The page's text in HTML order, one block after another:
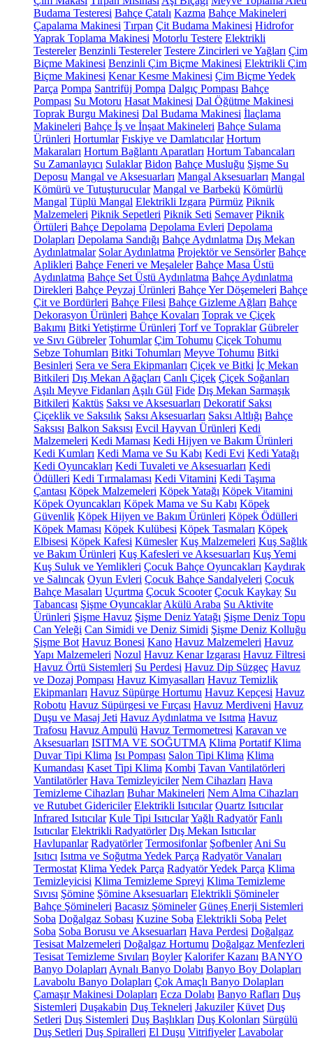
Budama Testeresi Bahçe Çatalı Kazma Bahçe Makineleri
Çapalama Makinesi Tırpan Çit Budama Makinesi Hidrofor
Yaprak Toplama Makinesi Motorlu Testere Elektrikli
Testereler Benzinli Testereler Testere Zincirleri ve Yağları Çim
Biçme Makinesi Benzinli Çim Biçme Makinesi Elektrikli Çim
Biçme Makinesi Kenar Kesme Makinesi Çim Biçme Yedek
Parça Pompa Santrifüj Pompa Dalgıç Pompası Bahçe
Pompası Su Motoru Hasat Makinesi Dal Öğütme Makinesi
Toprak Burgu Makinesi Dal Budama Makinesi İlaçlama
Makineleri Bahçe İş ve İnşaat Makineleri Bahçe Sulama
Ürünleri Hortumlar Fıskiye ve Damlatıcılar Hortum
Makaraları Hortum Bağlantı Aparatları Hortum Tabancaları
Su Zamanlayıcı Sulaklar Bidon Bahçe Musluğu Şişme Su
Deposu Mangal ve Aksesuarları Mangal Aksesuarları Mangal
Kömürü ve Tutuşturucular Mangal ve Barbekü Kömürlü
Mangal Tüplü Mangal Elektrikli Izgara Pürmüz Piknik
Malzemeleri Piknik Sepetleri Piknik Seti Semaver Piknik
Örtüleri Bahçe Depolama Depolama Evleri Depolama
Dolapları Depolama Sandığı Bahçe Aydınlatma Dış Mekan
Aydınlatmalar Solar Aydınlatma Projektör ve Sensörler Bahçe
Aplikleri Bahçe Feneri ve Meşaleler Bahçe Masa Üstü
Aydınlatma Bahçe Set Üstü Aydınlatma Bahçe Aydınlatma
Direkleri Bahçe Peyzaj Ürünleri Bahçe Yer Döşemeleri Bahçe
Çit ve Bordürleri Bahçe Filesi Bahçe Gizleme Ağları Bahçe
Dekorasyon Ürünleri Bahçe Kovaları Toprak ve Çiçek
Bakımı Bitki Yetiştirme Ürünleri Torf ve Topraklar Gübreler
ve Sıvı Gübreler Tohumlar Çim Tohumu Çiçek Tohumu
Sebze Tohumları Bitki Tohumları Meyve Tohumu Bitki
Besinleri Sera ve Sera Ekipmanları Çiçek ve Bitki İç Mekan
Bitkileri Dış Mekan Ağaçları Canlı Çiçek Çiçek Soğanları
Aşılı Meyve Fidanları Aşılı Gül Fide Dış Mekan Sarmaşık
Bitkileri Kaktüs Saksı ve Aksesuarları Dekoratif Saksı
Çiçeklik ve Saksılık Saksı Aksesuarları Saksı Altlığı Bahçe
Saksısı Balkon Saksısı Evcil Hayvan Ürünleri Kedi
Malzemeleri Kedi Maması Kedi Hijyen ve Bakım Ürünleri
Kedi Kumları Kedi Mama ve Su Kabı Kedi Evi Kedi Yatağı
Kedi Oyuncakları Kedi Tuvaleti ve Aksesuarları Kedi
Ödülleri Kedi Tırmalaması Kedi Vitamini Kedi Taşıma
Çantası Köpek Malzemeleri Köpek Yatağı Köpek Vitamini
Köpek Oyuncakları Köpek Mama ve Su Kabı Köpek
Güvenlik Köpek Hijyen ve Bakım Ürünleri Köpek Ödülleri
Köpek Maması Köpek Kulübesi Köpek Tasmaları Köpek
Elbisesi Köpek Kafesi Kümesler Kuş Malzemeleri Kuş Sağlık
ve Bakım Ürünleri Kuş Kafesleri ve Aksesuarları Kuş Yemi
Kuş Suluk ve Yemlikleri Çocuk Bahçe Oyuncakları Kaydırak
ve Salıncak Oyun Evleri Çocuk Bahçe Sandalyeleri Çocuk
Bahçe Masaları Uçurtma Çocuk Scooter Çocuk Kaykay Su
Tabancası Şişme Oyuncaklar Akülü Araba Su Aktivite
Ürünleri Şişme Havuz Şişme Deniz Yatağı Şişme Deniz Topu
Can Yeleği Can Simidi ve Deniz Simidi Şişme Deniz Kolluğu
Şişme Bot Havuz Bonesi Kano Havuz Malzemeleri Havuz
Yapı Malzemeleri Nozul Havuz Kenar Izgarası Havuz Filtresi
Havuz Örtü Sistemleri Su Perdesi Havuz Dip Süzgeç Havuz
ve Dozaj Pompası Havuz Kimyasalları Havuz Temizlik
Ekipmanları Havuz Süpürge Hortumu Havuz Kepçesi Havuz
Robotu Havuz Süpürgesi ve Fırçası Havuz Merdiveni Havuz
Duşu ve Masaj Jeti Havuz Aydınlatma ve Isıtma Havuz
Trafosu Havuz Ampulü Havuz Termometresi Karavan ve
Aksesuarları ISITMA VE SOĞUTMA Klima Portatif Klima
Duvar Tipi Klima Isı Pompası Salon Tipi Klima Klima
Kumandası Kaset Tipi Klima Kombi Tavan Vantilatörleri
Vantilatörler Hava Temizleyiciler Nem Cihazları Hava
Temizleme Cihazları Buhar Makineleri Nem Alma Cihazları
ve Rutubet Gidericiler Elektrikli Isıtıcılar Quartz Isıtıcılar
Infrared Isıtıcılar Kule Tipi IsıtıcılarYağlı Radyatör Fanlı
Isıtıcılar Elektrikli Radyatörler Dış Mekan Isıtıcılar
Havlupanlar Radyatörler Termosifonlar Şofbenler Ani Su
Isıtıcı Isıtma ve Soğutma Yedek Parça Radyatör Vanaları
Termostat Klima Yedek Parça Radyatör Yedek Parça Klima
Temizleyicisi Klima Temizleme Spreyi Klima Temizleme
Sıvısı Şömine Şömine Aksesuarları Elektrikli Şömineler
Bahçe Şömineleri Bacasız Şömineler Güneş Enerji Sistemleri
Soba Doğalgaz Sobası Kuzine Soba Elektrikli Soba Pelet
Soba Soba Borusu ve Aksesuarları Hava Perdesi Doğalgaz
Tesisat Malzemeleri Doğalgaz Hortumu Doğalgaz Menfezleri
Tesisat Temizleme Sıvıları Boyler Kalorifer Kazanı BANYO
Banyo Dolapları Aynalı Banyo Dolabı Banyo Boy Dolapları
Lavabolu Banyo Dolapları Çok Amaçlı Banyo Dolapları
Çamaşır Makinesi Dolapları Ecza Dolabı Banyo Rafları Duş
Sistemleri Duşakabin Duş Tekneleri Jakuziler Küvet Duş
Setleri Duş Sistemleri Duş Başlıkları Duş Kolonları Sürgülü
Duş Setleri Duş Spiralleri El Duşu Vitrifiyeler Lavabolar